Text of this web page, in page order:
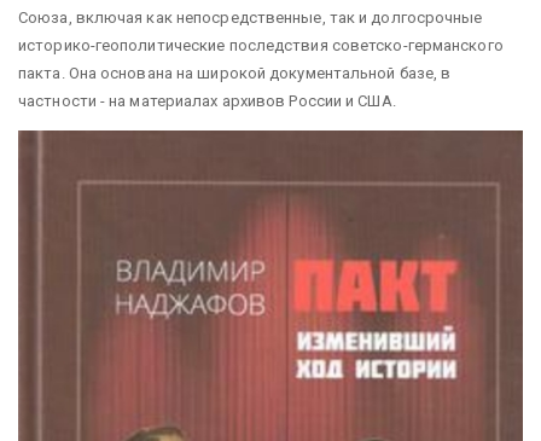
Союза, включая как непосредственные, так и долгосрочные
историко-геополитические последствия советско-германского
пакта. Она основана на широкой документальной базе, в
частности - на материалах архивов России и США.